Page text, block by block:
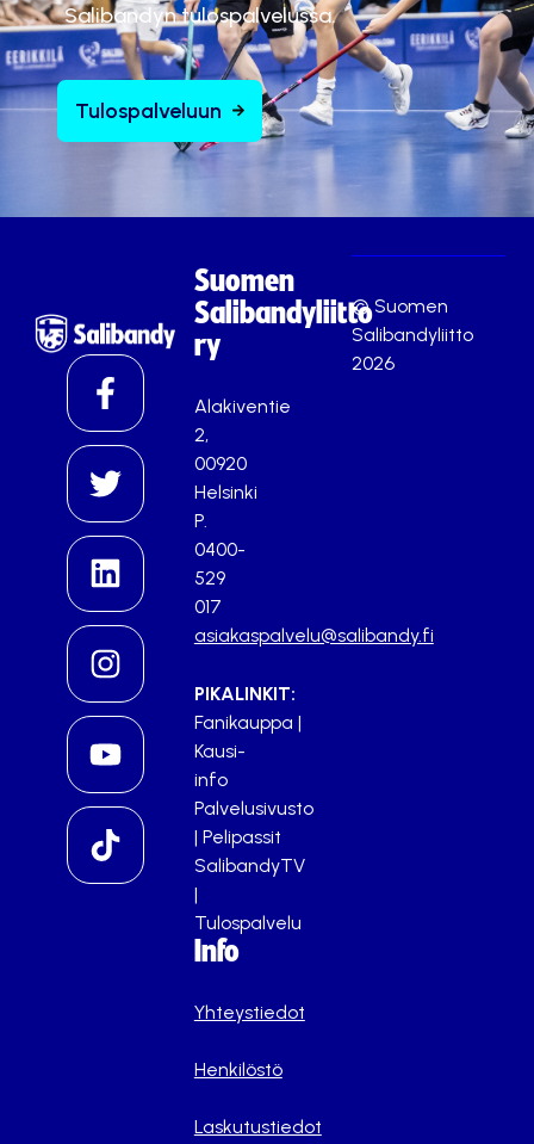
Salibandyn tulospalvelussa.
Tulospalveluun
Suomen
Salibandyliitto
ry
Alakiventie
2,
00920
Helsinki
P.
0400-
529
017
asiakaspalvelu@salibandy.fi
PIKALINKIT:
Fanikauppa |
Kausi-
info
Palvelusivusto
| Pelipassit
SalibandyTV
|
Tulospalvelu
Info
Yhteystiedot
Henkilöstö
Laskutustiedot
© Suomen
Salibandyliitto
2026